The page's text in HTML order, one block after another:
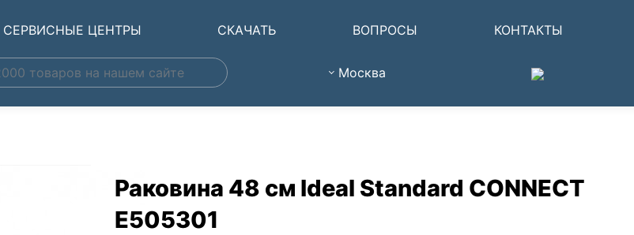
СЕРВИСНЫЕ ЦЕНТРЫ СКАЧАТЬ ВОПРОСЫ КОНТАКТЫ
Москва
Раковина 48 см Ideal Standard CONNECT
E505301